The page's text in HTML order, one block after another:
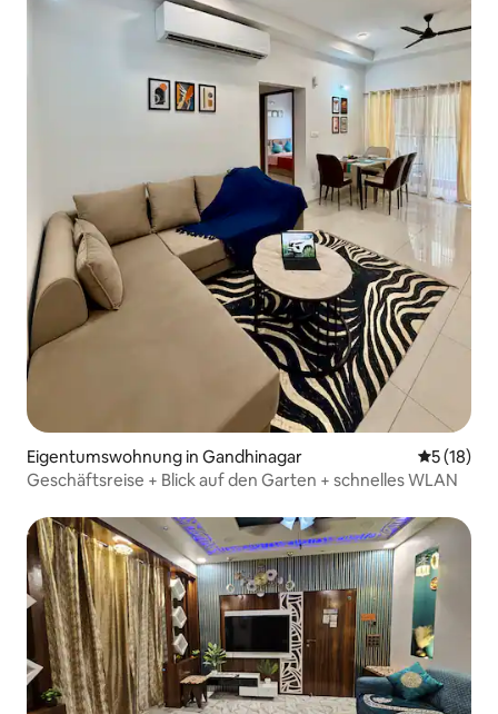
Eigentumswohnung in Gandhinagar
5 (18)
Geschäftsreise + Blick auf den Garten + schnelles WLAN